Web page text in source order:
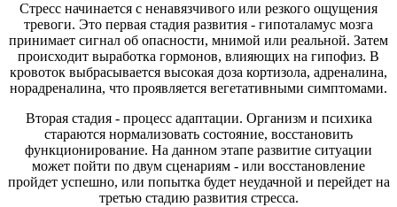
Стресс начинается с ненавязчивого или резкого ощущения
тревоги. Это первая стадия развития - гипоталамус мозга
принимает сигнал об опасности, мнимой или реальной. Затем
происходит выработка гормонов, влияющих на гипофиз. В
кровоток выбрасывается высокая доза кортизола, адреналина,
норадреналина, что проявляется вегетативными симптомами.
Вторая стадия - процесс адаптации. Организм и психика
стараются нормализовать состояние, восстановить
функционирование. На данном этапе развитие ситуации
может пойти по двум сценариям - или восстановление
пройдет успешно, или попытка будет неудачной и перейдет на
третью стадию развития стресса.